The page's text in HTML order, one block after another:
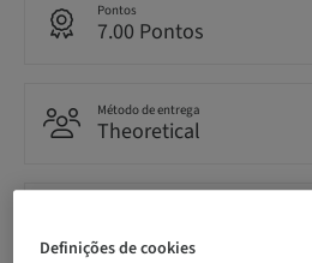
Pontos
7.00 Pontos
Método de entrega
Theoretical
Definições de cookies